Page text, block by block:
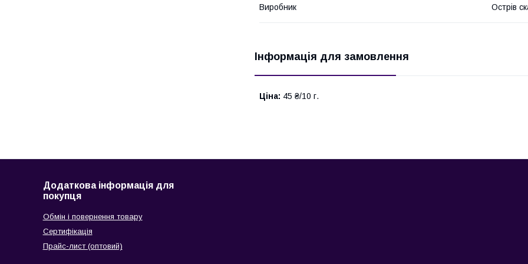
Виробник Острів
Інформація для замовлення
Ціна: 45 ₴/10 г.
Додаткова інформація для
покупця
Обмін і повернення товару
Сертифікація
Прайс-лист (оптовий)